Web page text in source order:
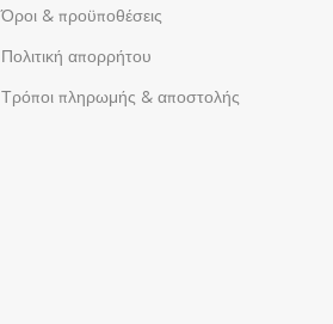
Όροι & προϋποθέσεις
Πολιτική απορρήτου
Τρόποι πληρωμής & αποστολής